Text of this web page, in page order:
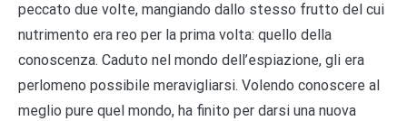
peccato due volte, mangiando dallo stesso frutto del cui
nutrimento era reo per la prima volta: quello della
conoscenza. Caduto nel mondo dell’espiazione, gli era
perlomeno possibile meravigliarsi. Volendo conoscere al
meglio pure quel mondo, ha finito per darsi una nuova